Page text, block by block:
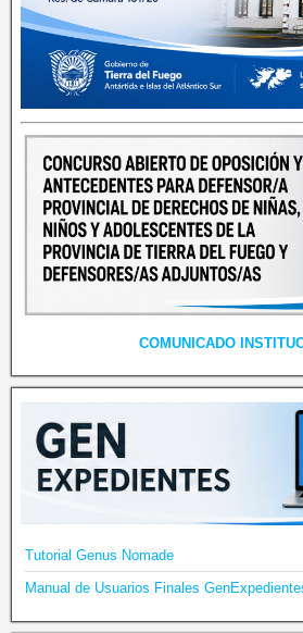
COMUNICADO
Tutorial Genus Nomade
Manual de Usuarios Finales